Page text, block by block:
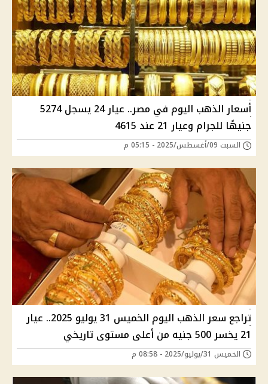
أسعار الذهب اليوم في مصر.. عيار 24 يسجل 5274
جنيهًا للجرام وعيار 21 عند 4615
السبت 09/أغسطس/2025 - 05:15 م
تراجع سعر الذهب اليوم الخميس 31 يوليو 2025.. عيار
21 يخسر 500 جنيه من أعلى مستوى تاريخي
الخميس 31/يوليو/2025 - 08:58 م